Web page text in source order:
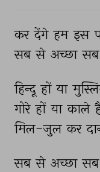
कर देंगे हम इस
सब से अच्छा सब
हिन्दू हों या
गोरे हों या काले
मिल-जुल कर
सब से अच्छा सब